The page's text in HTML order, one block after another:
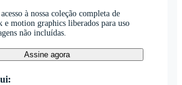
à nossa coleção completa de
e motion graphics liberados para uso
não incluídas.
Assine agora